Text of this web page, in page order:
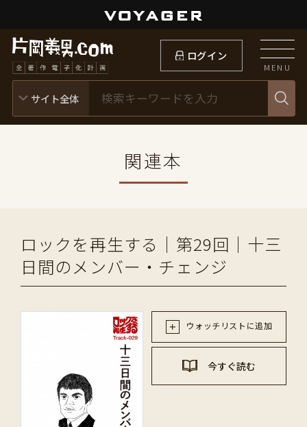
ログイン
MENU
関連本
ロックを再生する｜第29回｜十三
日間のメンバー・チェンジ
ウォッチリストに追加
今すぐ読む